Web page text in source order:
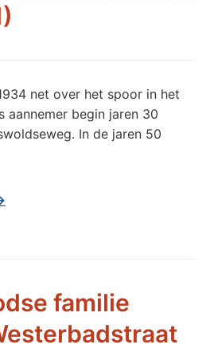
net over het spoor in het
aannemer begin jaren 30
In de jaren 50
familie